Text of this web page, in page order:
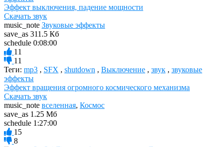
Эффект выключения, падение мощности
Скачать звук
music_note Звуковые эффекты
save_as 311.5 Кб
schedule 0:08:00
11
11
Теги: mp3 , SFX , shutdown , Выключение , звук , звуковые
эффекты
Эффект вращения огромного космического механизма
Скачать звук
music_note вселенная, Космос
save_as 1.25 Мб
schedule 1:27:00
15
8